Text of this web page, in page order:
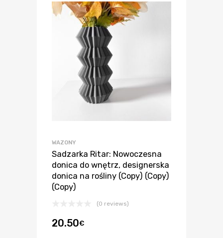
WAZONY
Sadzarka Ritar: Nowoczesna
donica do wnętrz, designerska
donica na rośliny (Copy) (Copy)
(Copy)
(0 reviews)
20.50€